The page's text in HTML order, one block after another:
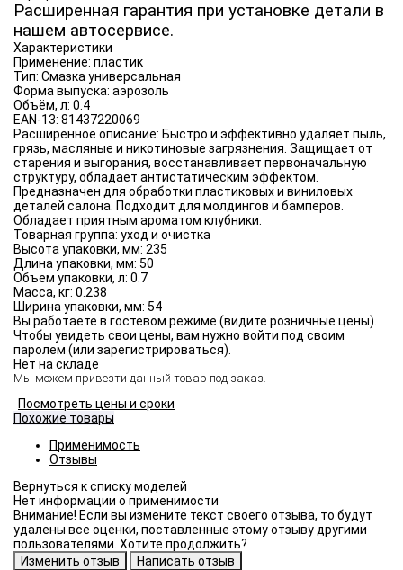
Расширенная гарантия при установке детали в
нашем автосервисе.
Характеристики
Применение: пластик
Тип: Смазка универсальная
Форма выпуска: аэрозоль
Объём, л: 0.4
EAN-13: 81437220069
Расширенное описание: Быстро и эффективно удаляет пыль,
грязь, масляные и никотиновые загрязнения. Защищает от
старения и выгорания, восстанавливает первоначальную
структуру, обладает антистатическим эффектом.
Предназначен для обработки пластиковых и виниловых
деталей салона. Подходит для молдингов и бамперов.
Обладает приятным ароматом клубники.
Товарная группа: уход и очистка
Высота упаковки, мм: 235
Длина упаковки, мм: 50
Объем упаковки, л: 0.7
Масса, кг: 0.238
Ширина упаковки, мм: 54
Вы работаете в гостевом режиме (видите розничные цены).
Чтобы увидеть свои цены, вам нужно войти под своим
паролем (или зарегистрироваться).
Нет на складе
Мы можем привезти данный товар под заказ.
Посмотреть цены и сроки
Похожие товары
Применимость
Отзывы
Нет информации о применимости
Внимание! Если вы измените текст своего отзыва, то будут
удалены все оценки, поставленные этому отзыву другими
пользователями. Хотите продолжить?